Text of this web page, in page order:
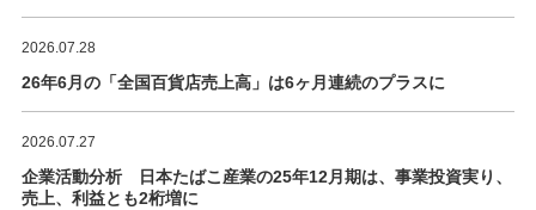
2026.07.28
26年6月の「全国百貨店売上高」は6ヶ月連続のプラスに
2026.07.27
企業活動分析 日本たばこ産業の25年12月期は、事業投資実り、
売上、利益とも2桁増に